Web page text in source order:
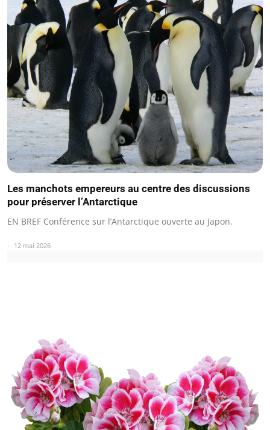
Les manchots empereurs au centre des discussions
pour préserver l’Antarctique
EN BREF Conférence sur l’Antarctique ouverte au Japon.
12 mai 2026